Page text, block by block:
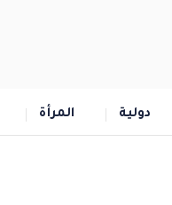
دولية المرأة